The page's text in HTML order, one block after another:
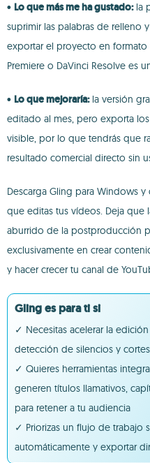
• Lo que más me ha gustado:la
suprimir las palabras de relleno
exportar el proyecto en formato
Premiere o DaVinci Resolve es
• Lo que mejoraría:la versión
editado al mes, pero exporta
visible, por lo que tendrás que
resultado comercial directo sin
Descarga Gling para Windows
que editas tus vídeos. Deja que
aburrido de la postproducción
exclusivamente en crear
y hacer crecer tu canal de
Gling es para ti si
✓ Necesitas acelerar la
detección de silencios y
✓ Quieres herramientas
generen títulos llamativos,
para retener a tu audiencia
✓ Priorizas un flujo de trabajo
automáticamente y exportar